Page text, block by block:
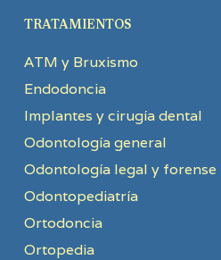
TRATAMIENTOS
ATM y Bruxismo
Endodoncia
Implantes y cirugía dental
Odontología general
Odontología legal y forense
Odontopediatría
Ortodoncia
Ortopedia